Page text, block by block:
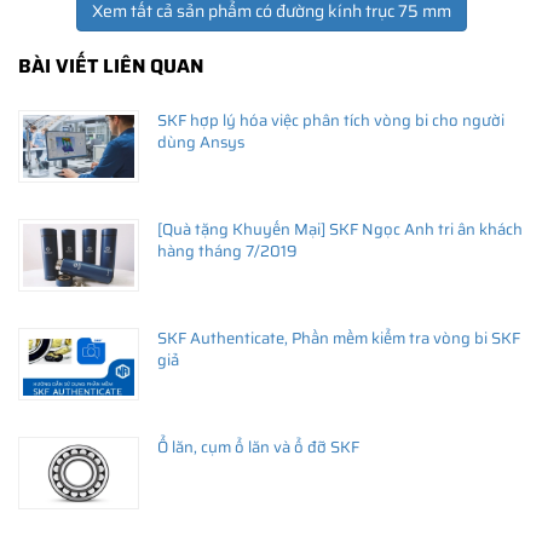
Xem tất cả sản phẩm có đường kính trục 75 mm
BÀI VIẾT LIÊN QUAN
SKF hợp lý hóa việc phân tích vòng bi cho người
dùng Ansys
[Quà tặng Khuyến Mại] SKF Ngọc Anh tri ân khách
hàng tháng 7/2019
SKF Authenticate, Phần mềm kiểm tra vòng bi SKF
giả
Ổ lăn, cụm ổ lăn và ổ đỡ SKF